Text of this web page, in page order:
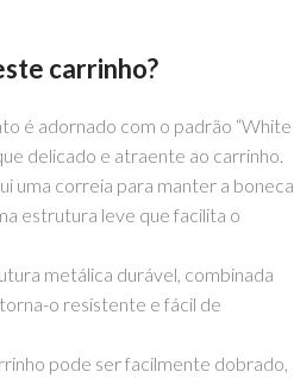
carrinho?
é adornado com o padrão “White
delicado e atraente ao carrinho.
uma correia para manter a boneca
estrutura leve que facilita o
metálica durável, combinada
o resistente e fácil de
pode ser facilmente dobrado,